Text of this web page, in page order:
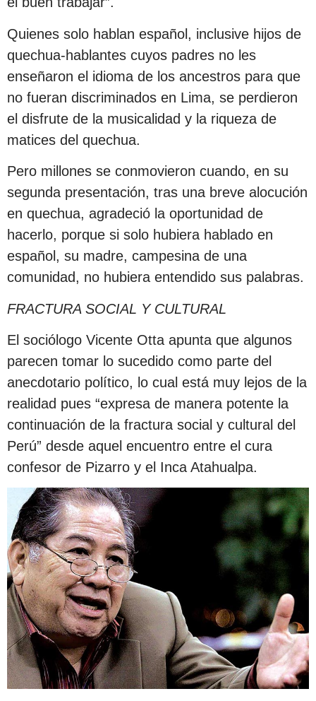
Quienes solo hablan español, inclusive hijos de
quechua-hablantes cuyos padres no les
enseñaron el idioma de los ancestros para que
no fueran discriminados en Lima, se perdieron
el disfrute de la musicalidad y la riqueza de
matices del quechua.
Pero millones se conmovieron cuando, en su
segunda presentación, tras una breve alocución
en quechua, agradeció la oportunidad de
hacerlo, porque si solo hubiera hablado en
español, su madre, campesina de una
comunidad, no hubiera entendido sus palabras.
FRACTURA SOCIAL Y CULTURAL
El sociólogo Vicente Otta apunta que algunos
parecen tomar lo sucedido como parte del
anecdotario político, lo cual está muy lejos de la
realidad pues “expresa de manera potente la
continuación de la fractura social y cultural del
Perú” desde aquel encuentro entre el cura
confesor de Pizarro y el Inca Atahualpa.